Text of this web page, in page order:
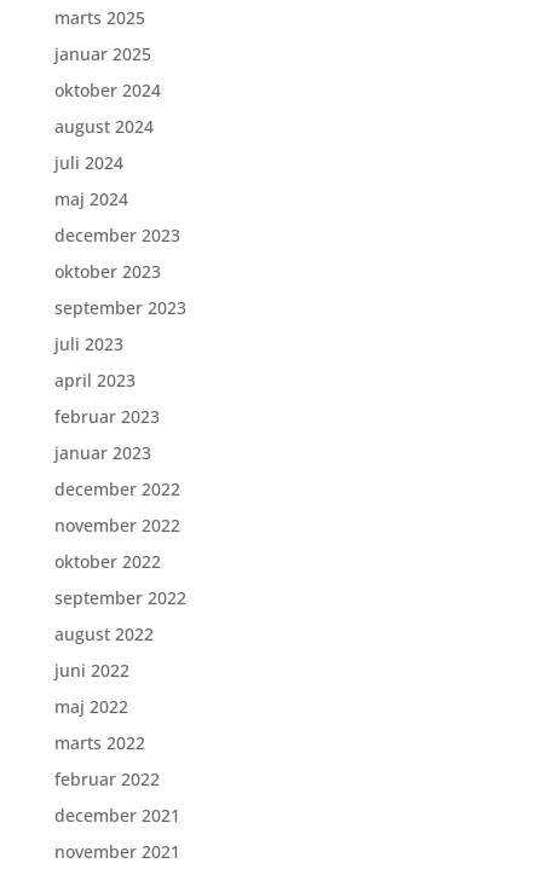
marts 2025
januar 2025
oktober 2024
august 2024
juli 2024
maj 2024
december 2023
oktober 2023
september 2023
juli 2023
april 2023
februar 2023
januar 2023
december 2022
november 2022
oktober 2022
september 2022
august 2022
juni 2022
maj 2022
marts 2022
februar 2022
december 2021
november 2021